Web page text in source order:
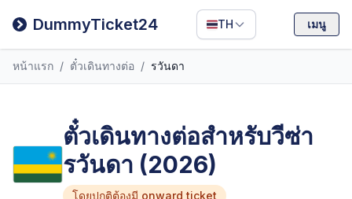
DummyTicket24 TH
Filipino
Deutsch
เมนู
หน้าแรก / ตั๋วเดินทางต่อ / รวันดา
ตั๋วเดินทางต่อสำหรับวีซ่า
รวันดา (2026)
โดยปกติต้องมี onward ticket